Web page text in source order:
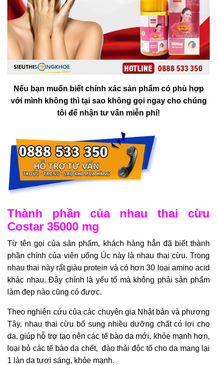
Nếu bạn muốn biết chính xác sản phẩm có phù hợp
với mình không thì tại sao không gọi ngay cho chúng
tôi để nhận tư vấn miễn phí!
Thành phần của nhau thai cừu
Costar 35000 mg
Từ tên gọi của sản phẩm, khách hàng hẳn đã biết thành
phần chính của viên uống Úc này là nhau thai cừu. Trong
nhau thai này rất giàu protein và có hơn 30 loại amino acid
khác nhau. Đây chính là yếu tố mà không phải sản phẩm
làm đẹp nào cũng có được.
Theo nghiên cứu của các chuyên gia Nhật bản và phương
Tây, nhau thai cừu bổ sung nhiều dưỡng chất có lợi cho
da, giúp hỗ trợ tạo nên các tế bào da mới, khỏe mạnh hơn,
loại bỏ các tế bào da chết, đào thải độc tố cho da mang lại
1 làn da tươi sáng, khỏe mạnh.